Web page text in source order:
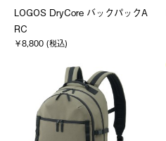
LOGOS DryCore バックパックA
RC
￥8,800 (税込)